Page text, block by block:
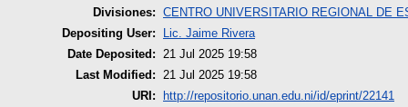
Divisiones: CENTRO UNIVERSITARIO REGIONAL DE
Depositing User:
Lic. Jaime Rivera
Date Deposited:
21 Jul 2025 19:58
Last Modified:
21 Jul 2025 19:58
URI:
http://repositorio.unan.edu.ni/id/eprint/22141